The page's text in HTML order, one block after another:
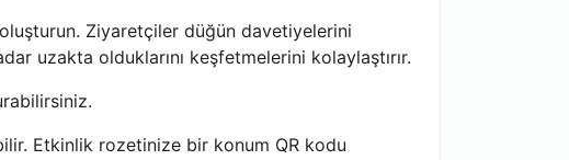
oluşturun. Ziyaretçiler düğün davetiyelerini
uzakta olduklarını keşfetmelerini kolaylaştırır.
Etkinlik rozetinize bir konum QR kodu